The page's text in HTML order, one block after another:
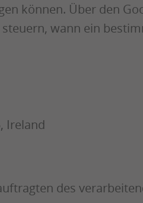
können. Über den
wann ein
Ireland
des